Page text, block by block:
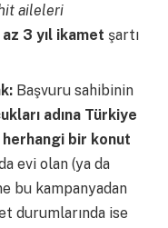
aileleri
az 3 yıl ikamet şartı
Başvuru sahibinin
adına Türkiye
herhangi bir konut
evi olan (ya da
bu kampanyadan
durumlarında ise